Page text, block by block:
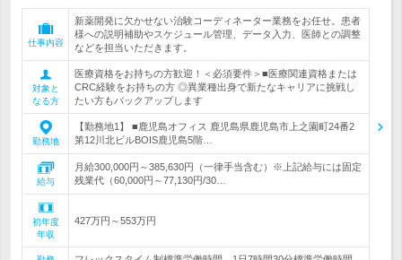
仕事内容
新薬開発に欠かせない治験コーディネーター業務をお任せ。患者
様への説明補助やスケジュール管理、データ入力、医師との調整
などを担当いただきます。
対象と
なる方
医療資格をお持ちの方歓迎！＜必須要件＞■医療関連資格または
CRC経験をお持ちの方 ◎異業種出身で新たなキャリアに挑戦し
たい方もバックアップします
勤務地
【勤務地1】 ■鹿児島オフィス 鹿児島県鹿児島市上之園町24番2
第12川北ビルBOIS鹿児島5階…
給与
月給300,000円～385,630円（一律手当含む）※上記給与には固定
残業代（60,000円～77,130円/30…
初年度
年収
427万円～553万円